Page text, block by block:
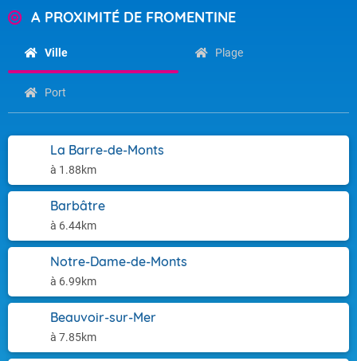
A PROXIMITÉ DE FROMENTINE
Ville Plage
Port
La Barre-de-Monts
à 1.88km
Barbâtre
à 6.44km
Notre-Dame-de-Monts
à 6.99km
Beauvoir-sur-Mer
à 7.85km